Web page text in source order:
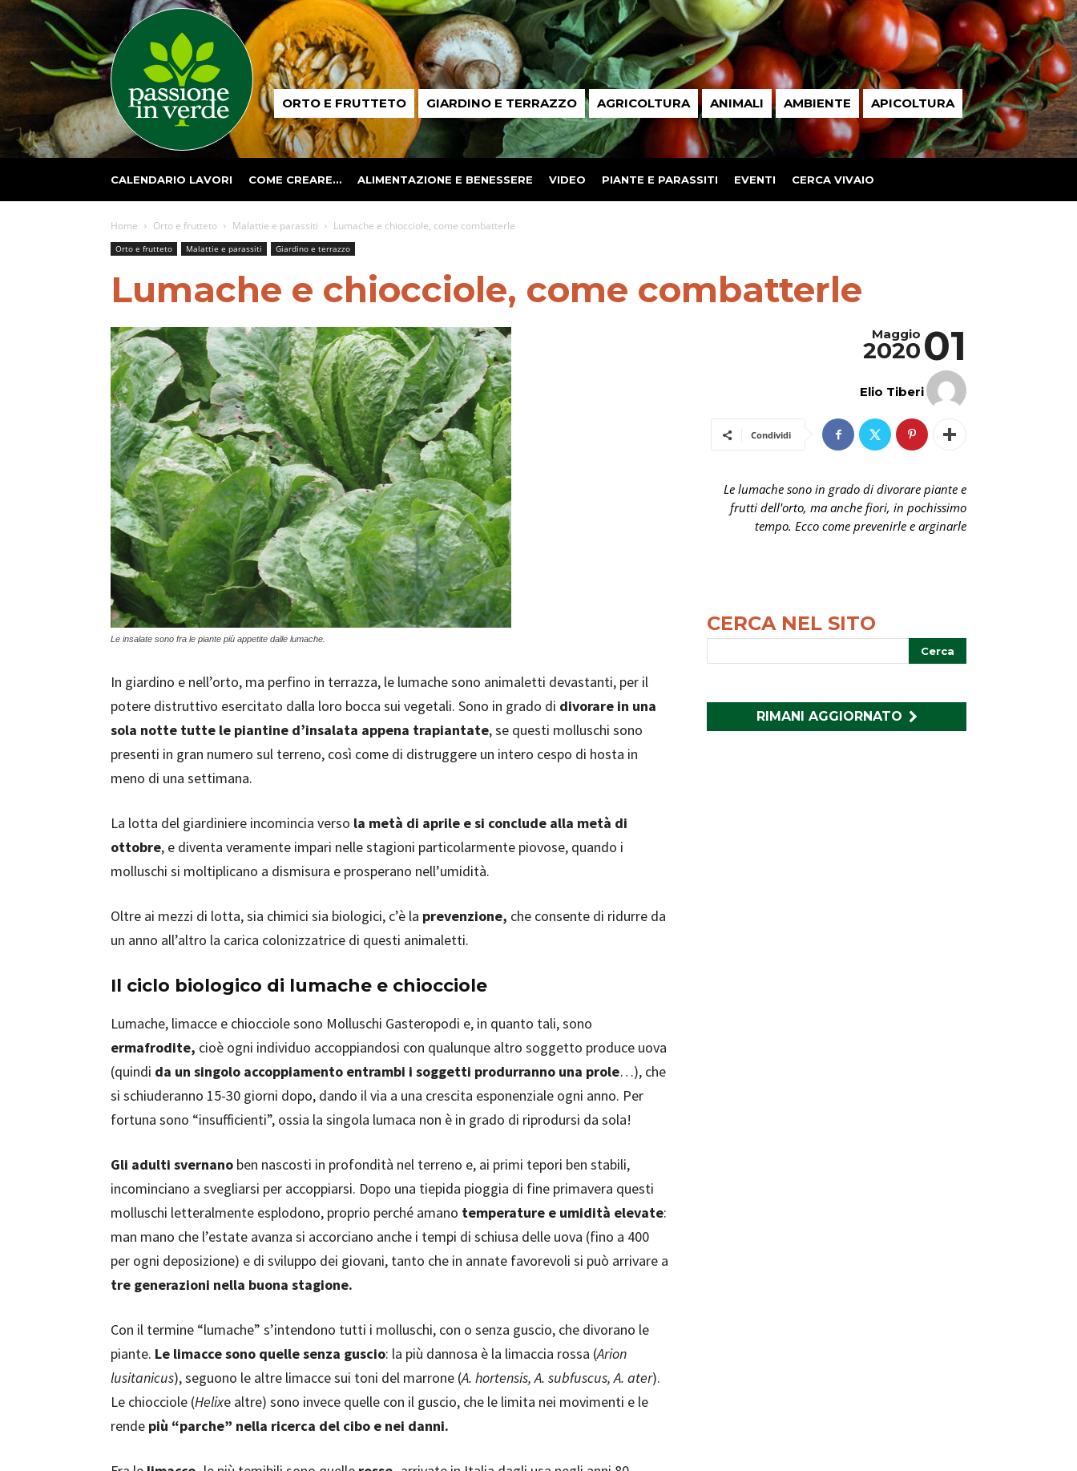
Passione
in ORTO E FRUTTETO GIARDINO E TERRAZZO AGRICOLTURA ANIMALI AMBIENTE APICOLTURA
CALENDARIO LAVORI COME CREARE… ALIMENTAZIONE E BENESSERE VIDEO PIANTE E PARASSITI EVENTI CERCA VIVAIO
Home Orto e frutteto Malattie e parassiti Lumache e chiocciole, come combatterle
Orto e frutteto Malattie e parassiti Giardino e terrazzo
Lumache e chiocciole, come combatterle
Le insalate sono fra le piante più appetite dalle lumache.
In giardino e nell’orto, ma perfino in terrazza, le lumache sono animaletti devastanti, per il
potere distruttivo esercitato dalla loro bocca sui vegetali. Sono in grado di divorare in una
sola notte tutte le piantine d’insalata appena trapiantate, se questi molluschi sono
presenti in gran numero sul terreno, così come di distruggere un intero cespo di hosta in
meno di una settimana.
La lotta del giardiniere incomincia verso la metà di aprile e si conclude alla metà di
ottobre, e diventa veramente impari nelle stagioni particolarmente piovose, quando i
molluschi si moltiplicano a dismisura e prosperano nell’umidità.
Oltre ai mezzi di lotta, sia chimici sia biologici, c’è la prevenzione, che consente di ridurre da
un anno all’altro la carica colonizzatrice di questi animaletti.
Il ciclo biologico di lumache e chiocciole
Lumache, limacce e chiocciole sono Molluschi Gasteropodi e, in quanto tali, sono
ermafrodite, cioè ogni individuo accoppiandosi con qualunque altro soggetto produce uova
(quindi da un singolo accoppiamento entrambi i soggetti produrranno una prole…), che
si schiuderanno 15-30 giorni dopo, dando il via a una crescita esponenziale ogni anno. Per
fortuna sono “insufficienti”, ossia la singola lumaca non è in grado di riprodursi da sola!
Gli adulti svernano ben nascosti in profondità nel terreno e, ai primi tepori ben stabili,
incominciano a svegliarsi per accoppiarsi. Dopo una tiepida pioggia di fine primavera questi
molluschi letteralmente esplodono, proprio perché amano temperature e umidità elevate:
man mano che l’estate avanza si accorciano anche i tempi di schiusa delle uova (fino a 400
per ogni deposizione) e di sviluppo dei giovani, tanto che in annate favorevoli si può arrivare a
tre generazioni nella buona stagione.
Con il termine “lumache” s’intendono tutti i molluschi, con o senza guscio, che divorano le
piante. Le limacce sono quelle senza guscio: la più dannosa è la limaccia rossa (Arion
lusitanicus), seguono le altre limacce sui toni del marrone (A. hortensis, A. subfuscus, A. ater).
Le chiocciole (Helixe altre) sono invece quelle con il guscio, che le limita nei movimenti e le
rende più “parche” nella ricerca del cibo e nei danni.
01
Maggio
2020
Elio Tiberi
Condividi
Le lumache sono in grado di divorare piante e
frutti dell'orto, ma anche fiori, in pochissimo
tempo. Ecco come prevenirle e arginarle
CERCA NEL SITO
RIMANI AGGIORNATO